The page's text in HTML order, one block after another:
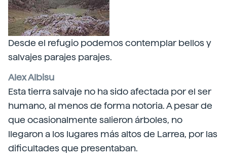
Desde el refugio podemos contemplar bellos y
salvajes parajes parajes.
Alex Albisu
Esta tierra salvaje no ha sido afectada por el ser
humano, al menos de forma notoria. A pesar de
que ocasionalmente salieron árboles, no
llegaron a los lugares más altos de Larrea, por las
dificultades que presentaban.